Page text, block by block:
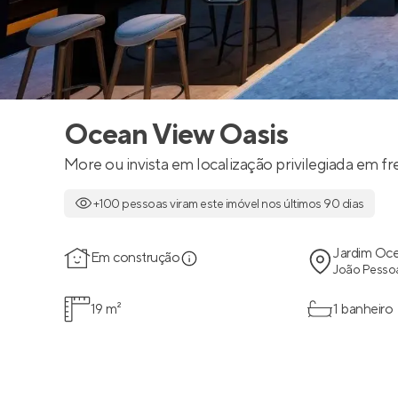
Ocean View Oasis
More ou invista em localização privilegiada em
+100 pessoas viram este imóvel nos últimos 90 dias
Em construção Jardim
João
19 m² 1 banheiro